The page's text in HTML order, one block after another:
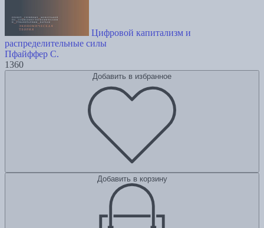
Цифровой капитализм и
распределительные силы
Пфайффер С.
1360
Добавить в избранное
Добавить в корзину